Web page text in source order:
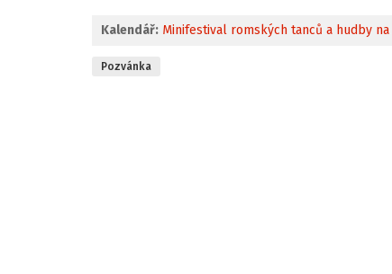
Kalendář: Minifestival romských tanců a hudby na
Pozvánka